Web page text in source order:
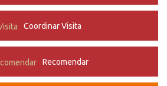
Coordinar Visita
Recomendar